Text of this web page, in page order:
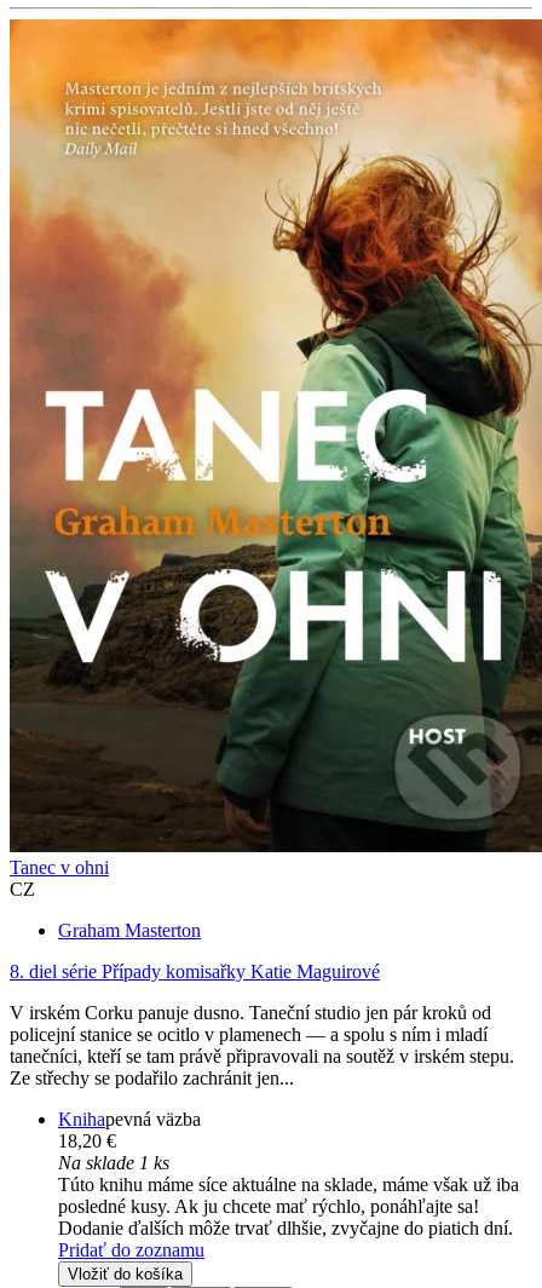
Tanec v ohni
CZ
Graham Masterton
8. diel série Případy komisařky Katie Maguirové
V irském Corku panuje dusno. Taneční studio jen pár kroků od
policejní stanice se ocitlo v plamenech — a spolu s ním i mladí
tanečníci, kteří se tam právě připravovali na soutěž v irském stepu.
Ze střechy se podařilo zachránit jen...
Knihapevná väzba
18,20 €
Na sklade 1 ks
Túto knihu máme síce aktuálne na sklade, máme však už iba
posledné kusy. Ak ju chcete mať rýchlo, ponáhľajte sa!
Dodanie ďalších môže trvať dlhšie, zvyčajne do piatich dní.
Pridať do zoznamu
Vložiť do košíka